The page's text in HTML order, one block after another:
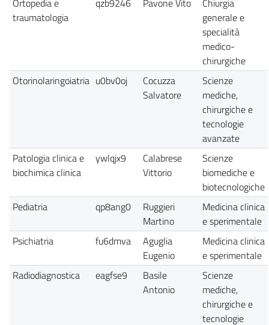
Ortopedia e
traumatologia
qzb9246 Pavone Vito
Chiurgia
generale e
specialità
medico-
chirurgiche
Otorinolaringoiatria u0bv0oj
Cocuzza
Salvatore
Scienze
mediche,
chirurgiche e
tecnologie
avanzate
Patologia clinica e
biochimica clinica
ywlqjx9
Calabrese
Vittorio
Scienze
biomediche e
biotecnologiche
Pediatria
qp8ang0
Ruggieri
Martino
Medicina clinica
e sperimentale
Psichiatria
fu6dmva
Aguglia
Eugenio
Medicina clinica
e sperimentale
Radiodiagnostica
eagfse9
Basile
Antonio
Scienze
mediche,
chirurgiche e
tecnologie